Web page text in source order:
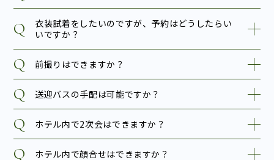
衣装試着をしたいのですが、予約はどうしたらい
いですか？
前撮りはできますか？
送迎バスの手配は可能ですか？
ホテル内で2次会はできますか？
ホテル内で顔合せはできますか？